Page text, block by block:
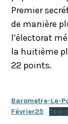
Premier
de manière
l’électorat
la huitième
22 points.
Barometre-Le-
Février25